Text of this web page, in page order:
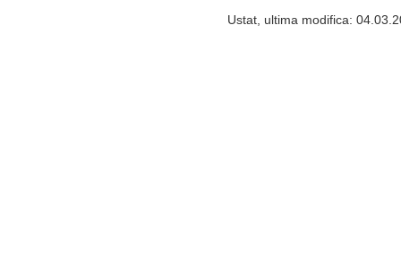
Ustat, ultima modifica: